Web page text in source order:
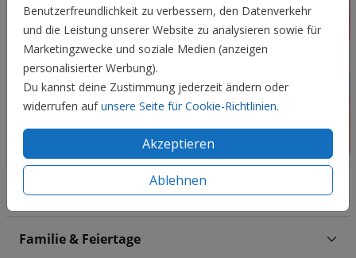
Benutzerfreundlichkeit zu verbessern, den Datenverkehr
und die Leistung unserer Website zu analysieren sowie für
Marketingzwecke und soziale Medien (anzeigen
personalisierter Werbung).
Du kannst deine Zustimmung jederzeit ändern oder
widerrufen aufunsere Seite für Cookie-Richtlinien.
Akzeptieren
Ablehnen
Hochzeit
Familie & Feiertage